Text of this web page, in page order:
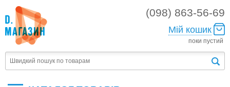
(098) 863-56-69
Мій кошик
поки пустий